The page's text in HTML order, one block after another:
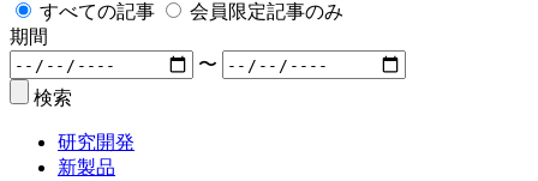
すべての記事
会員限定記事のみ
期間
〜
検索
研究開発
新製品